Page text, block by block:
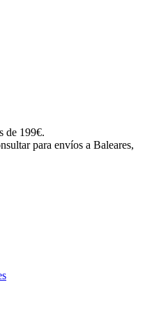
de 199€.
para envíos a Baleares,